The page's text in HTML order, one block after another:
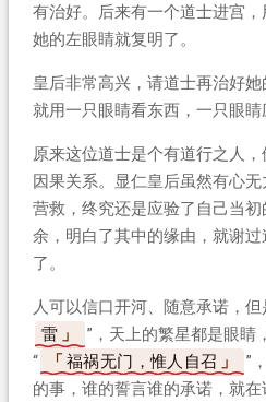
有治好。后来有一个道士进宫，
她的左眼睛就复明了。
皇后非常高兴，请道士再治好
就用一只眼睛看东西，一只眼睛
原来这位道士是个有道行之人
因果关系。显仁皇后虽然有心
营救，终究还是应验了自己当
余，明白了其中的缘由，就谢
了。
人可以信口开河、随意承诺，但
雷
”，天上的繁星都是眼睛
“
福祸无门，惟人自召
”
的事，谁的誓言谁的承诺，就在